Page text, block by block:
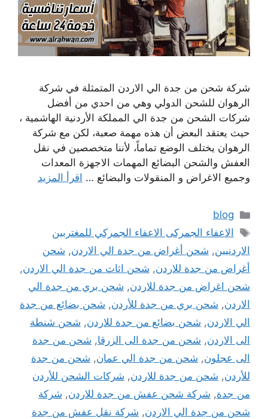
شركة شحن من جدة الي الاردن المتمثلة في شركة
الرهوان للشحن الدولي وهي من احدي من أفضل
شركات الشحن من جدة الي المملكة الأردنية الهاشمية ،
حيث يعتقد البعض أن هذه مهمة صعبة، لكن مع شركة
الرهوان يختلف الوضع تماماً، لأننا متخصصين في نقل
العفش والشحن البضائع المهمات الاجهزة المعدات
وجميع الاغراض و المنقولات والبضائع … اقرأ المزيد
التصنيفات
blog
الوسوم
الاعفاء الجمركى الاعفاء الجمركي للمغتربين
الاردنيين, شحن أغراض من جدة الي الاردن, شحن
أغراض من جدة للاردن, شحن اثاث من جدة الي الاردن,
شحن اغراض من جدة للاردن, شحن بري من جدة الي
الاردن, شحن بري من جدة للأردن, شحن بضائع من جدة
الي الاردن, شحن بضائع من جدة للاردن, شحن شنطة
الى الاردن, شحن من جدة الى الزرقا, شحن من جدة
الى عجلون, شحن من جدة الي عمان, شحن من جدة
للأردن, شحن من جدة للاردن, شركات الشحن للأردن
من جدة, شركة شحن عفش من جدة للاردن, شركة
شحن من جدة الي الاردن, شركة نقل عفش من جدة